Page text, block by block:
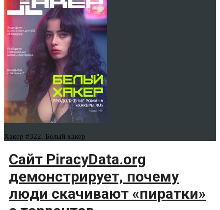
Хакер #322. Белый хакер
Сайт PiracyData.org
демонстрирует, почему
люди скачивают «пиратки»